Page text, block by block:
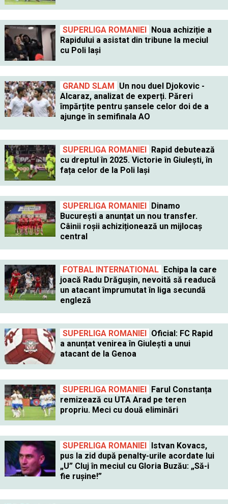
SUPERLIGA ROMANIEI Noua achiziție a
Rapidului a asistat din tribune la meciul
cu Poli Iași
GRAND SLAM Un nou duel Djokovic -
Alcaraz, analizat de experți. Păreri
împărțite pentru șansele celor doi de a
ajunge în semifinala AO
SUPERLIGA ROMANIEI Rapid debutează
cu dreptul în 2025. Victorie în Giulești, în
fața celor de la Poli Iași
SUPERLIGA ROMANIEI Dinamo
București a anunțat un nou transfer.
Câinii roșii achiziționează un mijlocaș
central
FOTBAL INTERNATIONAL Echipa la care
joacă Radu Drăgușin, nevoită să readucă
un atacant împrumutat în liga secundă
engleză
SUPERLIGA ROMANIEI Oficial: FC Rapid
a anunțat venirea în Giulești a unui
atacant de la Genoa
SUPERLIGA ROMANIEI Farul Constanța
remizează cu UTA Arad pe teren
propriu. Meci cu două eliminări
SUPERLIGA ROMANIEI Istvan Kovacs,
pus la zid după penalty-urile acordate lui
„U” Cluj în meciul cu Gloria Buzău: „Să-i
fie rușine!”